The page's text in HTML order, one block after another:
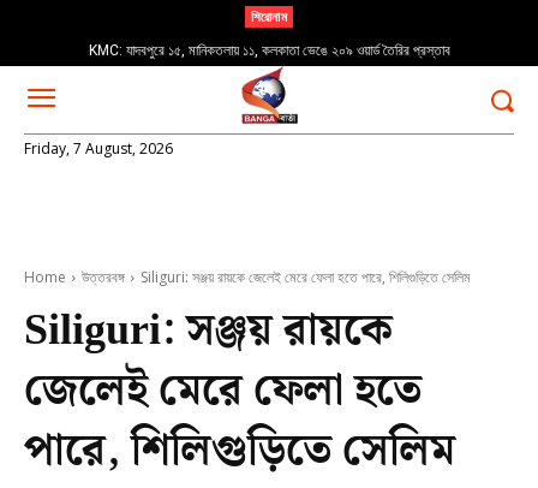
শিরোনাম
KMC: যাদবপুরে ১৫, মানিকতলায় ১১, কলকাতা ভেঙে ২০৯ ওয়ার্ড তৈরির প্রস্তাব
Friday, 7 August, 2026
Home উত্তরবঙ্গ Siliguri: সঞ্জয় রায়কে জেলেই মেরে ফেলা হতে পারে, শিলিগুড়িতে সেলিম
Siliguri: সঞ্জয় রায়কে
জেলেই মেরে ফেলা হতে
পারে, শিলিগুড়িতে সেলিম